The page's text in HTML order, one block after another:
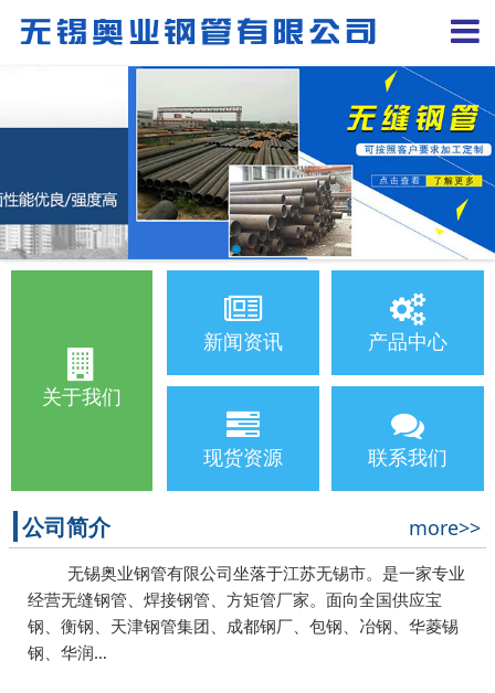
关于我们
新闻资讯 产品中心
现货资源 联系我们
公司简介 more>>
无锡奥业钢管有限公司坐落于江苏无锡市。是一家专业
经营无缝钢管、焊接钢管、方矩管厂家。面向全国供应宝
钢、衡钢、天津钢管集团、成都钢厂、包钢、冶钢、华菱锡
钢、华润…